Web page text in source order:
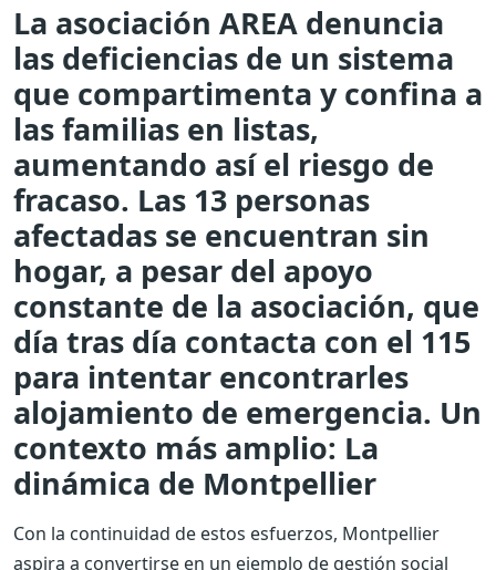
La asociación AREA denuncia
las deficiencias de un sistema
que compartimenta y confina a
las familias en listas,
aumentando así el riesgo de
fracaso. Las 13 personas
afectadas se encuentran sin
hogar, a pesar del apoyo
constante de la asociación, que
día tras día contacta con el 115
para intentar encontrarles
alojamiento de emergencia. Un
contexto más amplio: La
dinámica de Montpellier
Con la continuidad de estos esfuerzos, Montpellier
aspira a convertirse en un ejemplo de gestión social